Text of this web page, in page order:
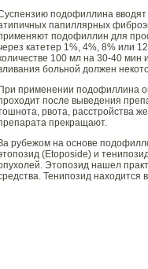
подофиллина
папиллярных
подофиллин для
катетер 1%, 4%, 8% или
100 мл на 30-40
больной должен
При применении подофиллина
после выведения
рвота, расстройства
прекращают.
рубежом на основе
(Etoposide) и
Этопозид нашел
Тенипозид находится